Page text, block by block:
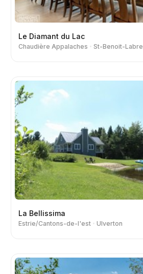
Le Diamant du Lac
Chaudière Appalaches St-Benoit-Labre
La Bellissima
Estrie/Cantons-de-l'est Ulverton